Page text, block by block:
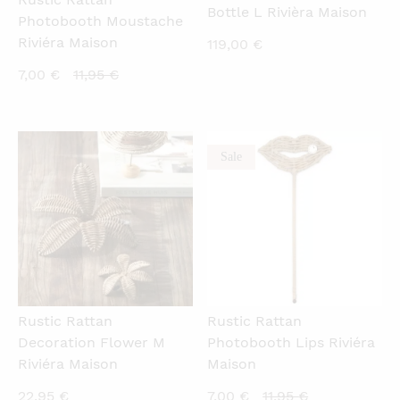
Photobooth Moustache
Riviéra Maison
7,00 €
Current
7,00 €.
11,95€Original
11,95 €.
Bottle L Rivièra Maison
119,00 €
Rustic Rattan
Decoration Flower M
Riviéra Maison
22,95 €
Sale QUICKVIEW
Rustic Rattan
Photobooth Lips Riviéra
Maison
7,00 € Current
11,95€Original